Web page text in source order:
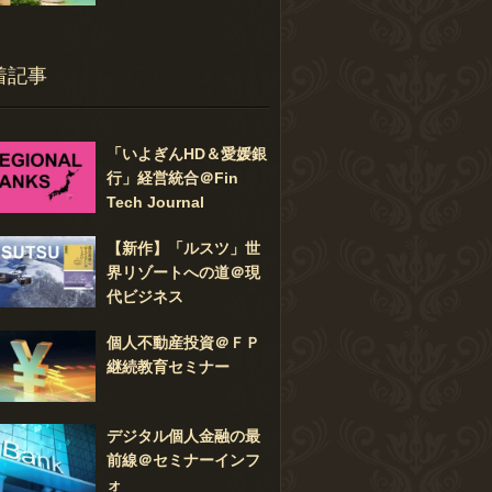
記事
「いよぎんHD＆愛媛銀
行」経営統合＠Fin
Tech Journal
【新作】「ルスツ」世
界リゾートへの道＠現
代ビジネス
個人不動産投資＠ＦＰ
継続教育セミナー
デジタル個人金融の最
前線＠セミナーインフ
ォ